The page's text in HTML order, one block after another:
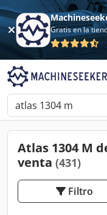
Atlas 1304 M
venta (431)
Filtro